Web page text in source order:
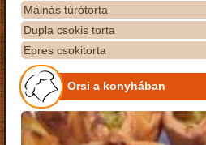
Málnás túrótorta
Dupla csokis torta
Epres csokitorta
Orsi a konyhában